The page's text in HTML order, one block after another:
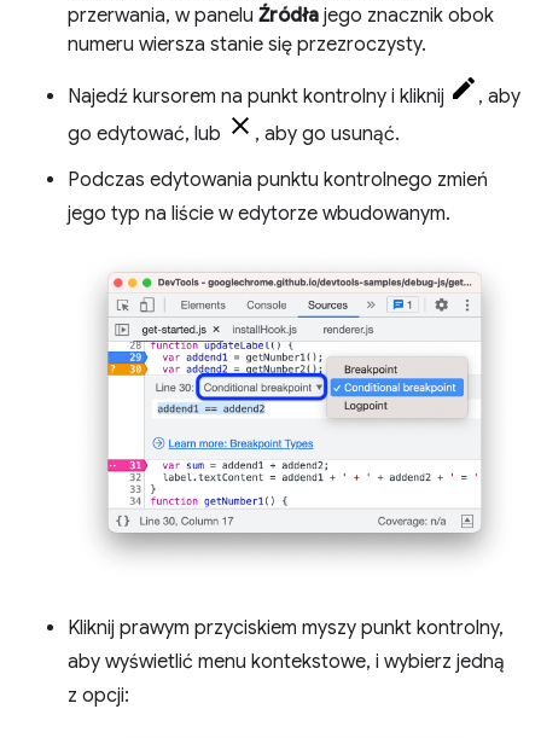
przerwania, w panelu Źródła jego znacznik obok
numeru wiersza stanie się przezroczysty.
Najedź kursorem na punkt kontrolny i kliknij
, aby
go edytować, lub
, aby go usunąć.
Podczas edytowania punktu kontrolnego zmień
jego typ na liście w edytorze wbudowanym.
Kliknij prawym przyciskiem myszy punkt kontrolny,
aby wyświetlić menu kontekstowe, i wybierz jedną
z opcji: